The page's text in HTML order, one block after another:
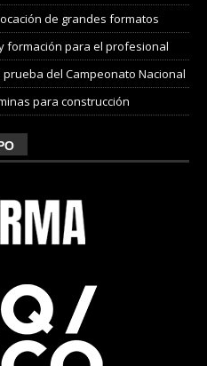
de grandes formatos
formación para el profesional
prueba del Campeonato Nacional
para construcción